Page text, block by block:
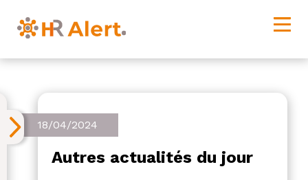
18/04/2024
Autres actualités du jour